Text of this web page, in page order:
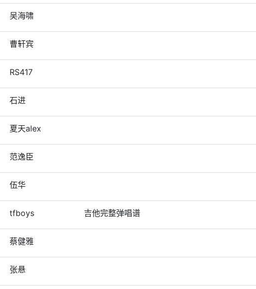
吴海啸
曹轩宾
RS417
石进
夏天alex
范逸臣
伍华
tfboys 吉他完整弹唱谱
蔡健雅
张悬